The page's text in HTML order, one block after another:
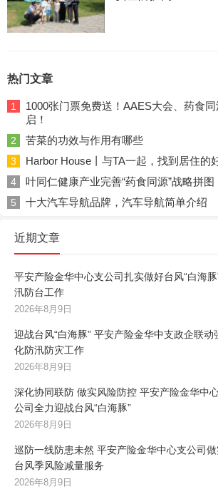
热门文章
1
1000张门票免费送！AAES大会、药食
启！
2 苦菜的功效与作用有哪些
3 Harbor House丨与TA一起，找到居住的
4 叶同仁健康产业完善“药食同源”战略拼
5 十大汽车导航品牌，汽车导航简单介绍
近期文章
平安产险金华中心支公司扎实做好台风“白海豚
汛防台工作
2026年8月9日
迎战台风“白海豚” 平安产险金华中支政企联动
化防汛防灾工作
2026年8月9日
深化协同联防 做实风险防控 平安产险金华中
公司全力迎战台风“白海豚”
2026年8月9日
巡防一线防患未然 平安产险金华中心支公司
台风季风险减量服务
2026年8月9日